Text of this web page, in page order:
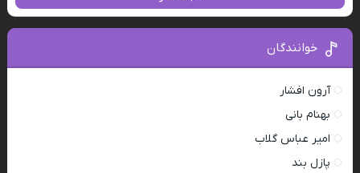
خوانندگان
آرون افشار
بهنام بانی
امیر عباس گلاب
پازل بند